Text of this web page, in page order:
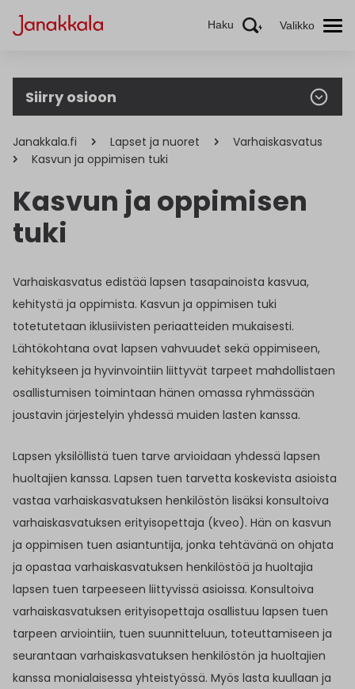
Haku Valikko
Siirry osioon
Janakkala.fi Lapset ja nuoret
Varhaiskasvatus
Kasvun ja oppimisen tuki
Kasvun ja oppimisen
tuki
Varhaiskasvatus edistää lapsen tasapainoista kasvua,
kehitystä ja oppimista. Kasvun ja oppimisen tuki
totetutetaan iklusiivisten periaatteiden mukaisesti.
Lähtökohtana ovat lapsen vahvuudet sekä oppimiseen,
kehitykseen ja hyvinvointiin liittyvät tarpeet mahdollistaen
osallistumisen toimintaan hänen omassa ryhmässään
joustavin järjestelyin yhdessä muiden lasten kanssa.
Lapsen yksilöllistä tuen tarve arvioidaan yhdessä lapsen
huoltajien kanssa. Lapsen tuen tarvetta koskevista asioista
vastaa varhaiskasvatuksen henkilöstön lisäksi konsultoiva
varhaiskasvatuksen erityisopettaja (kveo). Hän on kasvun
ja oppimisen tuen asiantuntija, jonka tehtävänä on ohjata
ja opastaa varhaiskasvatuksen henkilöstöä ja huoltajia
lapsen tuen tarpeeseen liittyvissä asioissa. Konsultoiva
varhaiskasvatuksen erityisopettaja osallistuu lapsen tuen
tarpeen arviointiin, tuen suunnitteluun, toteuttamiseen ja
seurantaan varhaiskasvatuksen henkilöstön ja huoltajien
kanssa monialaisessa yhteistyössä. Myös lasta kuullaan ja